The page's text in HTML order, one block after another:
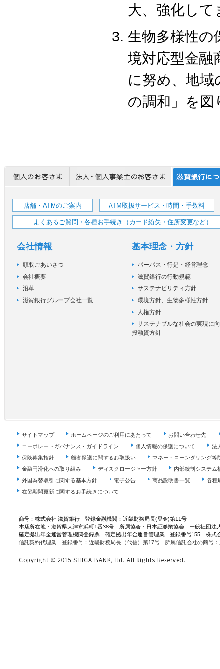
大、強化し
生物多様性の
境対応型金融
に努め、地域
の調和」を図
店舗・ATMのご案内 ATM取扱サービス・時間・手数料
よくあるご質問・各種お手続き（カード紛失・住所変更など）
会社情報
頭取ごあいさつ
会社概要
沿革
滋賀銀行グループ会社一覧
基本理念・方針
パーパス・行是・経営理念
滋賀銀行の行動規範
サステナビリティ方針
環境方針、生物多様性方針
人権方針
サステナブルな社会の実現に
投融資方針
サイトマップ ホームページのご利用にあたって
お問い合わせ先
コーポレートガバナンス・ガイドライン
個人情報の保護について
法
保険募集指針
顧客保護に関するお取扱い
マネー・ローンダリング等
金融円滑化への取り組み
ディスクロージャー方針
内部統制システム
外国為替取引に関する基本方針
電子公告 商品説明書一覧
各種
在留期間更新に関するお手続きについて
商号：株式会社 滋賀銀行 登録金融機関：近畿財務局長(登金)第11号
本店所在地：滋賀県大津市浜町1番38号 所属協会：日本証券業協会 一般社団法
確定拠出年金運営管理機関登録票 確定拠出年金運営管理業 登録番号155 株式
信託契約代理業 登録番号：近畿財務局長（代信）第17号 所属信託会社の商号